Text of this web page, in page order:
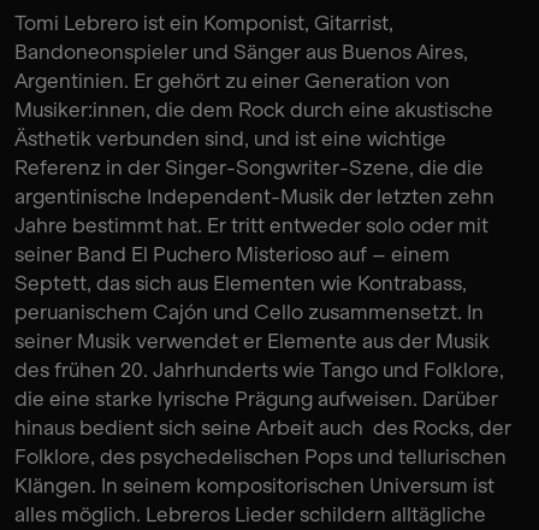
Tomi Lebrero ist ein Komponist, Gitarrist,
Bandoneonspieler und Sänger aus Buenos Aires,
Argentinien. Er gehört zu einer Generation von
Musiker:innen, die dem Rock durch eine akustische
Ästhetik verbunden sind, und ist eine wichtige
Referenz in der Singer-Songwriter-Szene, die die
argentinische Independent-Musik der letzten zehn
Jahre bestimmt hat. Er tritt entweder solo oder mit
seiner Band El Puchero Misterioso auf – einem
Septett, das sich aus Elementen wie Kontrabass,
peruanischem Cajón und Cello zusammensetzt. In
seiner Musik verwendet er Elemente aus der Musik
des frühen 20. Jahrhunderts wie Tango und Folklore,
die eine starke lyrische Prägung aufweisen. Darüber
hinaus bedient sich seine Arbeit auch des Rocks, der
Folklore, des psychedelischen Pops und tellurischen
Klängen. In seinem kompositorischen Universum ist
alles möglich. Lebreros Lieder schildern alltägliche